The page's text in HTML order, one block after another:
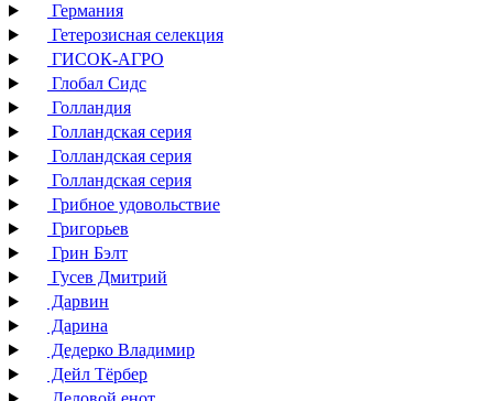
Германия
Гетерозисная селекция
ГИСОК-АГРО
Глобал Сидс
Голландия
Голландская серия
Голландская серия
Голландская серия
Грибное удовольствие
Григорьев
Грин Бэлт
Гусев Дмитрий
Дарвин
Дарина
Дедерко Владимир
Дейл Тёрбер